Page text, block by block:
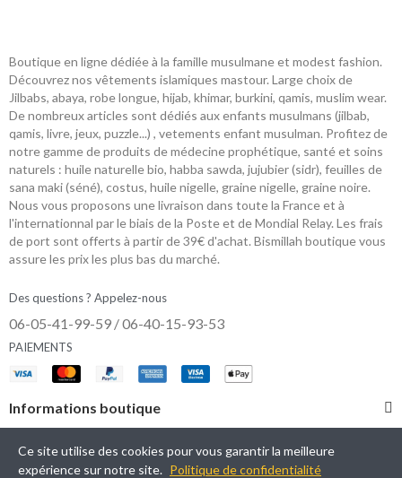
Boutique en ligne dédiée à la famille musulmane et modest fashion.
Découvrez nos vêtements islamiques mastour. Large choix de
Jilbabs, abaya, robe longue, hijab, khimar, burkini, qamis, muslim wear.
De nombreux articles sont dédiés aux enfants musulmans (jilbab,
qamis, livre, jeux, puzzle...) , vetements enfant musulman. Profitez de
notre gamme de produits de médecine prophétique, santé et soins
naturels : huile naturelle bio, habba sawda, jujubier (sidr), feuilles de
sana maki (séné), costus, huile nigelle, graine nigelle, graine noire.
Nous vous proposons une livraison dans toute la France et à
l'internationnal par le biais de la Poste et de Mondial Relay. Les frais
de port sont offerts à partir de 39€ d'achat. Bismillah boutique vous
assure les prix les plus bas du marché.
Des questions ? Appelez-nous
06-05-41-99-59 / 06-40-15-93-53
PAIEMENTS
Informations boutique
Catégories
Ce site utilise des cookies pour vous garantir la meilleure
expérience sur notre site. Politique de confidentialité